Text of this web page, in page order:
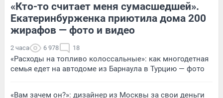
«Кто-то считает меня сумасшедшей».
Екатеринбурженка приютила дома 200
жирафов — фото и видео
2 часа 6 978 18
«Расходы на топливо колоссальные»: как многодетная
семья едет на автодоме из Барнаула в Турцию — фото
«Вам зачем он?»: дизайнер из Москвы за свои деньги